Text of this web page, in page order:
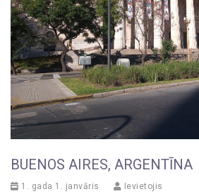
BUENOS AIRES, ARGENTĪNA
1. gada 1. janvāris
Ievietojis